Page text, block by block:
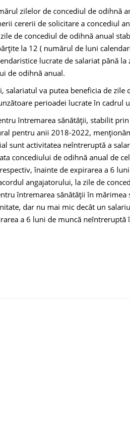
zilelor de concediul de odihnă
cererii de solicitare a concediul
de concediul de odihnă anual
la 12 ( numărul de luni
lucrate de salariat până la
de odihnă anual.
salariatul va putea beneficia de zile
perioadei lucrate în cadrul
întremarea sănătății, stabilit
pentru anii 2018-2022,
sunt activitatea neîntreruptă a
concediului de odihnă anual de
înainte de expirarea a 6
angajatorului, la zile de
întremarea sănătății în mărimea
dar nu mai mic decât un
a 6 luni de muncă neîntreruptă